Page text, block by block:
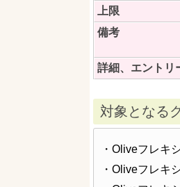
上限
備考
詳細、エントリ
対象となる
・Oliveフレキ
・Oliveフレキ